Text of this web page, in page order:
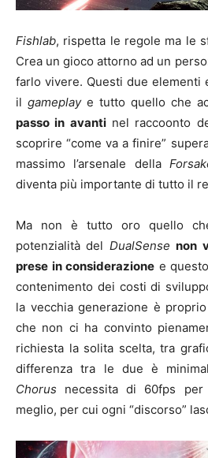
Fishlab, rispetta le regole ma le
Crea un gioco attorno ad un
farlo vivere. Questi due elementi
il gameplaye tutto quello che
passo in avantinel raccoonto
scoprire “come va a finire”
massimo l’arsenale della
diventa più importante di tutto il
Ma non è tutto oro quello
potenzialità del DualSense non
prese in considerazione e
contenimento dei costi di
la vecchia generazione è proprio
che non ci ha convinto
richiesta la solita scelta, tra
differenza tra le due è
Chorus necessita di 60fps per
meglio, per cui ogni “discorso”